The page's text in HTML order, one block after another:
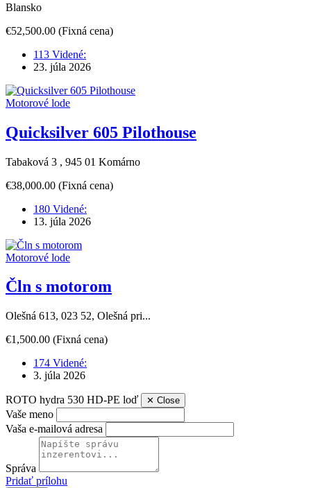
Blansko
€52,500.00 (Fixná cena)
113 Videné:
23. júla 2026
Motorové lode
Quicksilver 605 Pilothouse
Tabaková 3 , 945 01 Komárno
€38,000.00 (Fixná cena)
180 Videné:
13. júla 2026
Motorové lode
Čln s motorom
Olešná 613, 023 52, Olešná pri...
€1,500.00 (Fixná cena)
174 Videné:
3. júla 2026
ROTO hydra 530 HD-PE loď ✕ Close
Vaše meno
Vaša e-mailová adresa
Správa
Pridať prílohu